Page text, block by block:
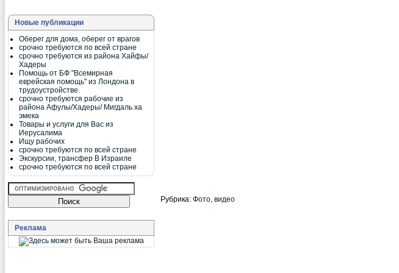
Рубрика: Фото, видео
Новые публикации
Оберег для дома, оберег от врагов
срочно требуются по всей стране
срочно требуются из района Хайфы/
Хадеры
Помощь от БФ "Всемирная
еврейская помощь" из Лондона в
трудоустройстве.
срочно требуются рабочие из
района Афулы/Хадеры/ Мигдаль ха
эмека
Товары и услуги для Вас из
Иерусалима
Ищу рабочих
срочно требуются по всей стране
Экскурсии, трансфер В Израиле
срочно требуются по всей стране
Реклама